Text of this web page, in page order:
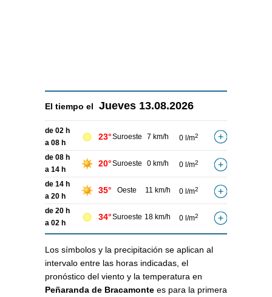
El tiempo el Jueves 13.08.2026
de 02 h
a 08 h
23°Suroeste 7 km/h 0 l/m2
de 08 h
a 14 h
20°Suroeste 0 km/h 0 l/m2
de 14 h
a 20 h
35° Oeste 11 km/h 0 l/m2
de 20 h
a 02 h
34°Suroeste 18 km/h 0 l/m2
Los símbolos y la precipitación se aplican al
intervalo entre las horas indicadas, el
pronóstico del viento y la temperatura en
Peñaranda de Bracamonte es para la primera